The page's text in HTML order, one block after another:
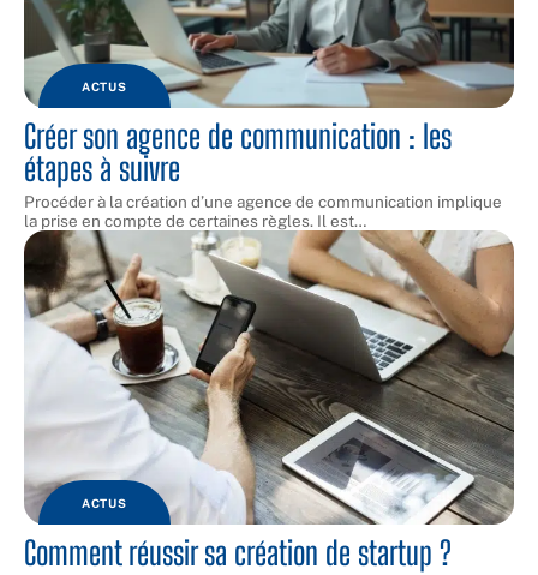
ACTUS
Créer son agence de communication : les
étapes à suivre
Procéder à la création d’une agence de communication implique
la prise en compte de certaines règles. Il est…
ACTUS
Comment réussir sa création de startup ?